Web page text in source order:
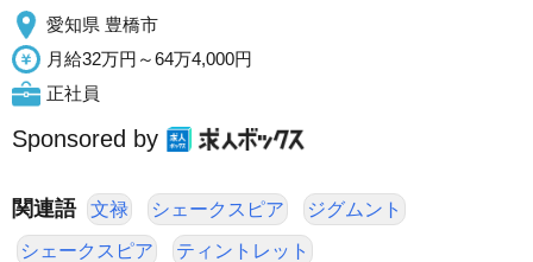
愛知県 豊橋市
月給32万円～64万4,000円
正社員
Sponsored by
関連語 文禄 シェークスピア ジグムント
シェークスピア ティントレット